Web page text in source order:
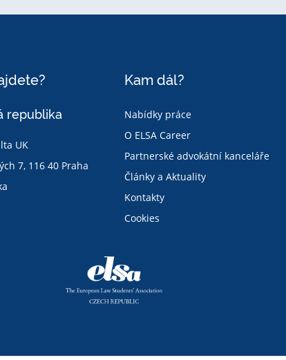
republika
UK
7, 116 40 Praha
Kam dál?
Nabídky práce
O ELSA Career
Partnerské advokátní kanceláře
Články a Aktuality
Kontakty
Cookies